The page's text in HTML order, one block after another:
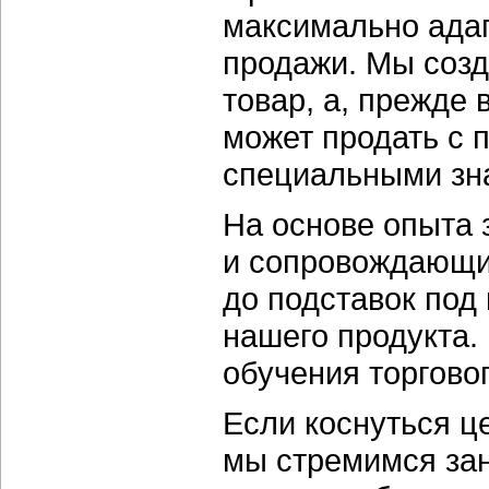
максимально
продажи. Мы
товар, а, прежде
может продать с
специальными
На основе опыта
и
до подставок
нашего
обучения
Если коснуться
мы стремимся